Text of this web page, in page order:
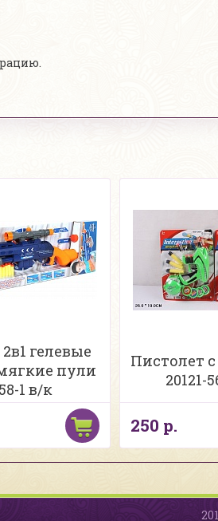
гелевые
пули
1 в/к
Пистолет
20121-
250 р.